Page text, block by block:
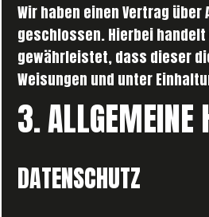
Wir haben einen Vertrag
geschlossen. Hierbei
gewährleistet, dass dieser
Weisungen und unter
3. ALLGEMEINE
DATENSCHUTZ